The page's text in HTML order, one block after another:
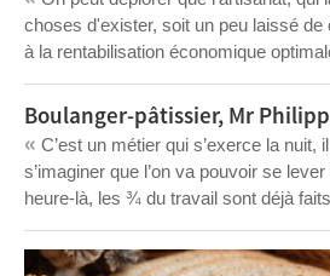
choses d'exister, soit un peu laissé
à la rentabilisation économique
Boulanger-pâtissier, Mr
« C’est un métier qui s’exerce la nuit,
s’imaginer que l’on va pouvoir se
heure-là, les ¾ du travail sont déjà